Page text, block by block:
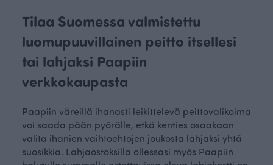
Tilaa Suomessa valmistettu
luomupuuvillainen peitto itsellesi
tai lahjaksi Paapiin
verkkokaupasta
Paapiin väreillä ihanasti leikittelevä peittovalikoima
voi saada pään pyörälle, etkä kenties osaakaan
valita ihanien vaihtoehtojen joukosta lahjaksi yhtä
suosikkia. Lahjaostoksilla ollessasi myös Paapiin